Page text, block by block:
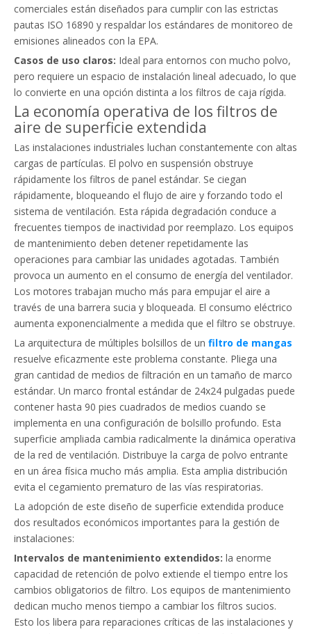
comerciales están diseñados para cumplir con las estrictas
pautas ISO 16890 y respaldar los estándares de monitoreo de
emisiones alineados con la EPA.
Casos de uso claros: Ideal para entornos con mucho polvo,
pero requiere un espacio de instalación lineal adecuado, lo que
lo convierte en una opción distinta a los filtros de caja rígida.
La economía operativa de los filtros de
aire de superficie extendida
Las instalaciones industriales luchan constantemente con altas
cargas de partículas. El polvo en suspensión obstruye
rápidamente los filtros de panel estándar. Se ciegan
rápidamente, bloqueando el flujo de aire y forzando todo el
sistema de ventilación. Esta rápida degradación conduce a
frecuentes tiempos de inactividad por reemplazo. Los equipos
de mantenimiento deben detener repetidamente las
operaciones para cambiar las unidades agotadas. También
provoca un aumento en el consumo de energía del ventilador.
Los motores trabajan mucho más para empujar el aire a
través de una barrera sucia y bloqueada. El consumo eléctrico
aumenta exponencialmente a medida que el filtro se obstruye.
La arquitectura de múltiples bolsillos de un filtro de mangas
resuelve eficazmente este problema constante. Pliega una
gran cantidad de medios de filtración en un tamaño de marco
estándar. Un marco frontal estándar de 24x24 pulgadas puede
contener hasta 90 pies cuadrados de medios cuando se
implementa en una configuración de bolsillo profundo. Esta
superficie ampliada cambia radicalmente la dinámica operativa
de la red de ventilación. Distribuye la carga de polvo entrante
en un área física mucho más amplia. Esta amplia distribución
evita el cegamiento prematuro de las vías respiratorias.
La adopción de este diseño de superficie extendida produce
dos resultados económicos importantes para la gestión de
instalaciones:
Intervalos de mantenimiento extendidos: la enorme
capacidad de retención de polvo extiende el tiempo entre los
cambios obligatorios de filtro. Los equipos de mantenimiento
dedican mucho menos tiempo a cambiar los filtros sucios.
Esto los libera para reparaciones críticas de las instalaciones y